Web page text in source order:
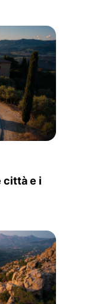
città e i